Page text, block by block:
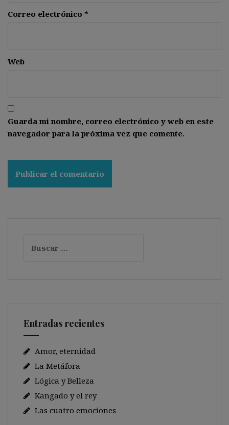
Correo electrónico *
Web
Guarda mi nombre, correo electrónico y web en este
navegador para la próxima vez que comente.
Entradas recientes
Amor, eternidad
La Metáfora
Lógica y Belleza
Kangado y el rey
Las cuatro emociones